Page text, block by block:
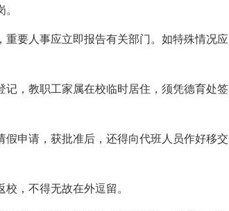
要人事应立即报告有关部门。如特殊情况应
，教职工家属在校临时居住，须凭德育处签
申请，获批准后，还得向代班人员作好移交
，不得无故在外逗留。